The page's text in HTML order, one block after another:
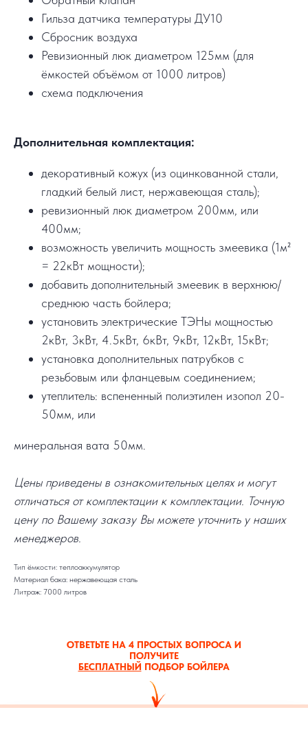
Гильза датчика температуры ДУ10
Сбросник воздуха
Ревизионный люк диаметром 125мм (для
ёмкостей объёмом от 1000 литров)
схема подключения
Дополнительная комплектация:
декоративный кожух (из оцинкованной стали,
гладкий белый лист, нержавеющая сталь);
ревизионный люк диаметром 200мм, или
400мм;
возможность увеличить мощность змеевика (1м²
= 22кВт мощности);
добавить дополнительный змеевик в верхнюю/
среднюю часть бойлера;
установить электрические ТЭНы мощностью
2кВт, 3кВт, 4.5кВт, 6кВт, 9кВт, 12кВт, 15кВт;
установка дополнительных патрубков с
резьбовым или фланцевым соединением;
утеплитель: вспененный полиэтилен изопол 20-
50мм, или
минеральная вата 50мм.
Цены приведены в ознакомительных целях и могут
отличаться от комплектации к комплектации. Точную
цену по Вашему заказу Вы можете уточнить у наших
менеджеров.
Тип ёмкости: теплоаккумулятор
Материал бака: нержавеющая сталь
Литраж: 7000 литров
ОТВЕТЬТЕ НА 4 ПРОСТЫХ ВОПРОСА И
ПОЛУЧИТЕ
БЕСПЛАТНЫЙ ПОДБОР БОЙЛЕРА